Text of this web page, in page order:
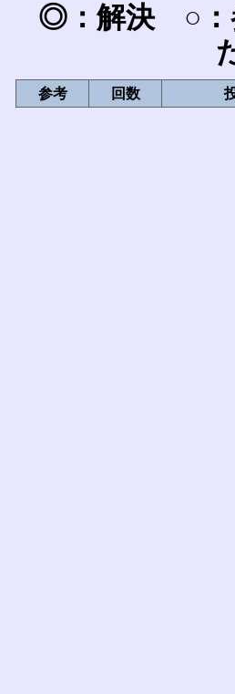
◎：解決 ○：
参考 回数